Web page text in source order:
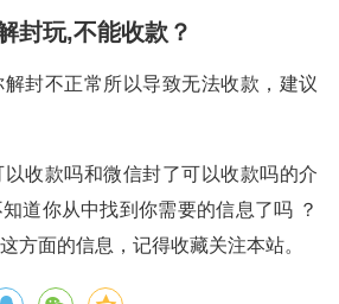
封玩,不能收款？
封不正常所以导致无法收款，建议
收款吗和微信封了可以收款吗的介
道你从中找到你需要的信息了吗 ？
方面的信息，记得收藏关注本站。